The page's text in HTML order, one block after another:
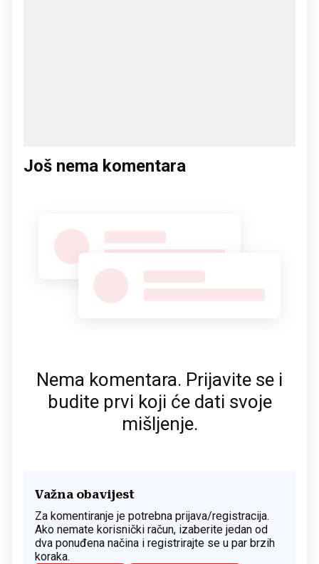
Još nema komentara
Nema komentara. Prijavite se i
budite prvi koji će dati svoje
mišljenje.
Važna obavijest
Za komentiranje je potrebna prijava/registracija.
Ako nemate korisnički račun, izaberite jedan od
dva ponuđena načina i registrirajte se u par brzih
koraka.